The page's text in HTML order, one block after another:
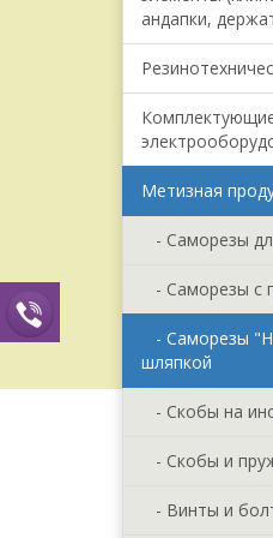
андапки,
Метизная
- Саморезы
- Саморезы с
- Саморезы
шляпкой
- Скобы на
- Скобы и
- Винты и